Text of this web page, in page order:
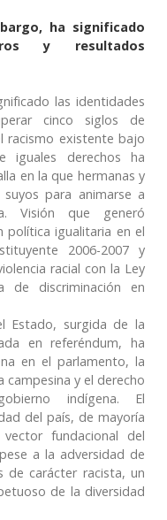
ha significado
y resultados
las identidades
cinco siglos de
racismo existente bajo
iguales derechos ha
en la que hermanas y
para animarse a
Visión que generó
política igualitaria en el
2006-2007 y
racial con la Ley
discriminación en
Estado, surgida de la
en referéndum, ha
en el parlamento, la
campesina y el derecho
indígena. El
del país, de mayoría
fundacional del
a la adversidad de
de carácter racista, un
de la diversidad